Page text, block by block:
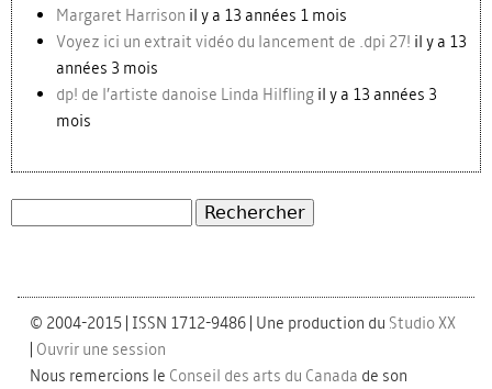
Margaret Harrison il y a 13 années 1 mois
Voyez ici un extrait vidéo du lancement de .dpi 27! il y a 13
années 3 mois
dp! de l’artiste danoise Linda Hilfling il y a 13 années 3
mois
© 2004-2015 | ISSN 1712-9486 | Une production du Studio XX
Ouvrir une session
Nous remercions le Conseil des arts du Canada de son